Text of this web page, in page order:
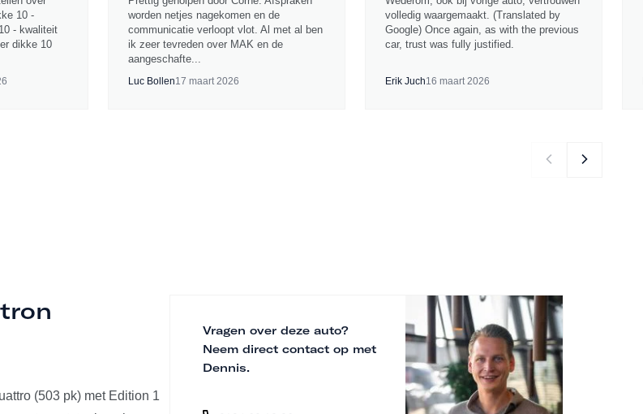
10 -
- kwaliteit
dikke 10
worden netjes nagekomen en de
communicatie verloopt vlot. Al met al ben
ik zeer tevreden over MAK en de
aangeschafte...
Luc Bollen17 maart 2026
volledig waargemaakt. (Translated by
Google) Once again, as with the previous
car, trust was fully justified.
Erik Juch16 maart 2026
(503 pk) met Edition 1
Vragen over deze auto?
Neem direct contact op met
Dennis.